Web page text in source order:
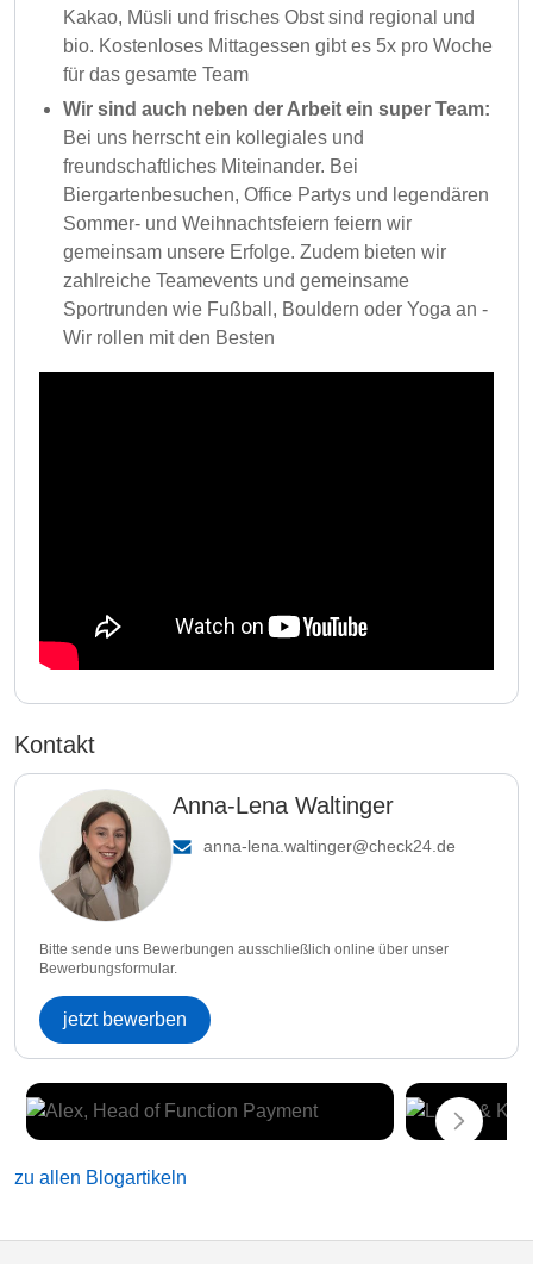
Kakao, Müsli und frisches Obst sind regional und
bio. Kostenloses Mittagessen gibt es 5x pro Woche
für das gesamte Team
Wir sind auch neben der Arbeit ein super Team:
Bei uns herrscht ein kollegiales und
freundschaftliches Miteinander. Bei
Biergartenbesuchen, Office Partys und legendären
Sommer- und Weihnachtsfeiern feiern wir
gemeinsam unsere Erfolge. Zudem bieten wir
zahlreiche Teamevents und gemeinsame
Sportrunden wie Fußball, Bouldern oder Yoga an -
Wir rollen mit den Besten
Kontakt
Anna-Lena Waltinger
anna-lena.waltinger@check24.de
Bitte sende uns Bewerbungen ausschließlich online über unser
Bewerbungsformular.
jetzt bewerben
zu allen Blogartikeln